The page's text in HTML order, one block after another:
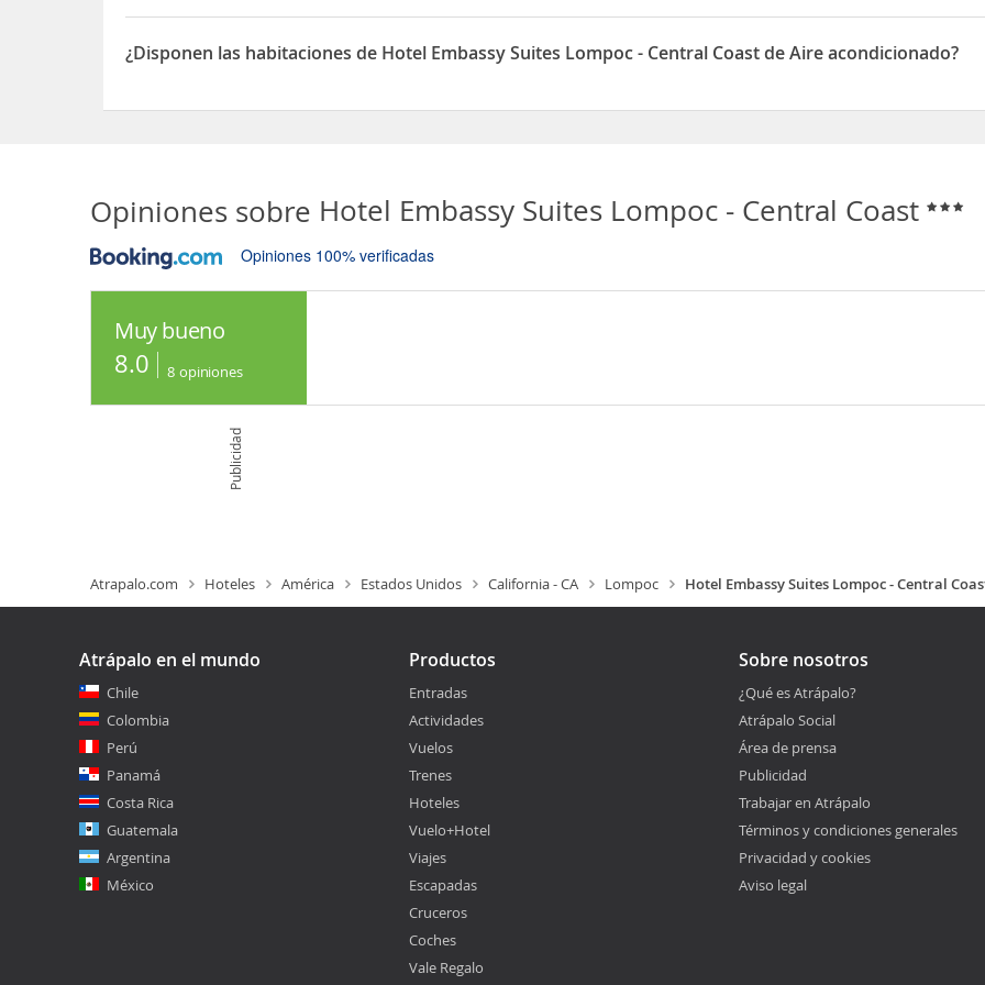
Sí, el Hotel Embassy Suites Lompoc - Central Coast dispone de 24 horas recepción
¿Disponen las habitaciones de Hotel Embassy Suites Lompoc - Central Coast de Aire acondicionado?
Opiniones sobre Hotel Embassy Suites Lompoc - Central Coast
Opiniones 100% verificadas
Muy bueno
8.0 8 opiniones
Publicidad
Atrapalo.com Hoteles América Estados Unidos California - CA Lompoc Hotel Embassy Suites Lompoc - Central
Atrápalo en el mundo
Chile
Colombia
Perú
Panamá
Costa Rica
Guatemala
Argentina
México
Productos
Entradas
Actividades
Vuelos
Trenes
Hoteles
Vuelo+Hotel
Viajes
Escapadas
Cruceros
Coches
Vale Regalo
Sobre nosotros
¿Qué es Atrápalo?
Atrápalo Social
Área de prensa
Publicidad
Trabajar en Atrápalo
Términos y condiciones generales
Privacidad y cookies
Aviso legal